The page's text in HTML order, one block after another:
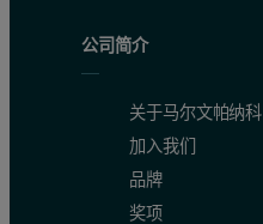
公司简介
关于马尔文帕纳科
加入我们
品牌
奖项